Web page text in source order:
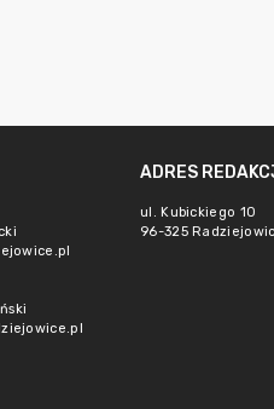
ADRES
ul. Kubickiego 10
96-325